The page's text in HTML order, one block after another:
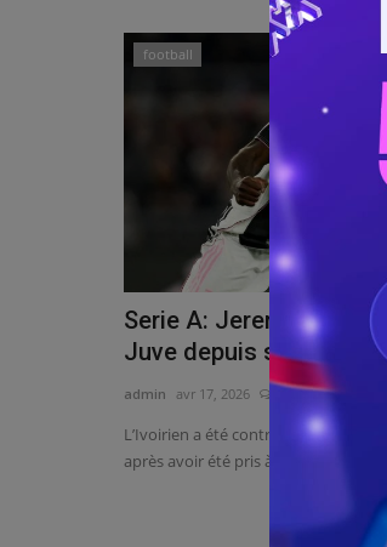
football
Serie A: Jeremie Boga
Juve depuis son
admin avr 17, 2026 0 39
L’Ivoirien a été contraint de quitter
après avoir été pris à...